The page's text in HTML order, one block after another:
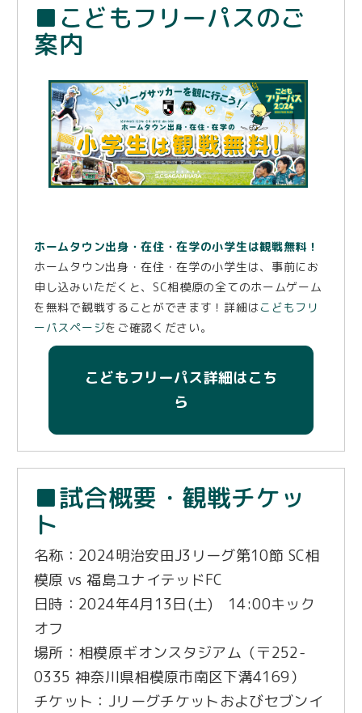
■こどもフリーパスのご
案内
ホームタウン出身・在住・在学の小学生は観戦無料！
ホームタウン出身・在住・在学の小学生は、事前にお
申し込みいただくと、SC相模原の全てのホームゲーム
を無料で観戦することができます！詳細はこどもフリ
ーパスページをご確認ください。
こどもフリーパス詳細はこち
ら
■試合概要・観戦チケッ
ト
名称：2024明治安田J3リーグ第10節 SC相
模原 vs 福島ユナイテッドFC
日時：2024年4月13日(土) 14:00キック
オフ
場所：相模原ギオンスタジアム（〒252-
0335 神奈川県相模原市南区下溝4169）
チケット：Jリーグチケットおよびセブンイ